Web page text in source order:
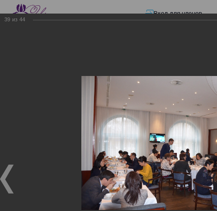
Вход для членов
Презентации —
ЭЛЕКТРОННЫЕ СЧЕТА-ФАКТУРЫ.
ЭЛЕКТРОННЫЕ СЧЕТА-
ФАКТУРЫ. ВИРТУАЛЬНЫЙ
ЭЛЕКТРОННЫЕ СЧЕТА-ФАКТУРЫ. ВИРТУАЛЬНЫЙ
СКЛАД.
39 из 44